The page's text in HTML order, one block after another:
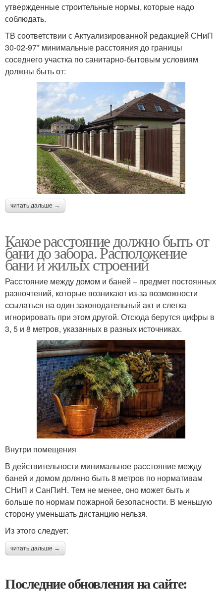
утвержденные строительные нормы, которые надо
соблюдать.
TВ соответствии с Актуализированной редакцией СНиП
30-02-97* минимальные расстояния до границы
соседнего участка по санитарно-бытовым условиям
должны быть от:
читать дальше →
Какое расстояние должно быть от
бани до забора. Расположение
бани и жилых строений
Расстояние между домом и баней – предмет постоянных
разночтений, которые возникают из-за возможности
ссылаться на один законодательный акт и слегка
игнорировать при этом другой. Отсюда берутся цифры в
3, 5 и 8 метров, указанных в разных источниках.
Внутри помещения
В действительности минимальное расстояние между
баней и домом должно быть 8 метров по нормативам
СНиП и СанПиН. Тем не менее, оно может быть и
больше по нормам пожарной безопасности. В меньшую
сторону уменьшать дистанцию нельзя.
Из этого следует:
читать дальше →
Последние обновления на сайте: